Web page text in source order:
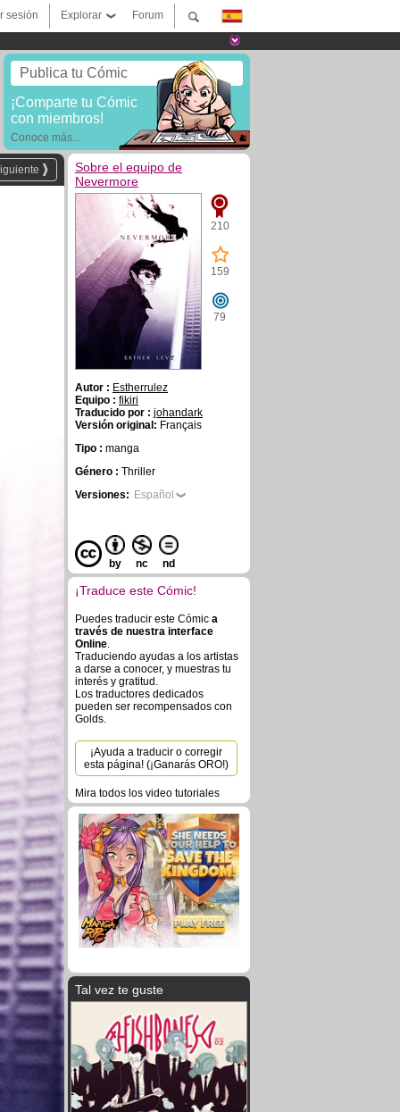
Forum
Explorar
sesión
Publica tu Cómic
¡Comparte tu Cómic
con miembros!
Conoce más...
Sobre el equipo de
Nevermore
210
159
79
Autor : Estherrulez
Equipo : fikiri
Traducido por : johandark
Versión original: Français
Tipo : manga
Género : Thriller
Versiones: Español
by nc nd
¡Traduce este Cómic!
Puedes traducir este Cómic a
través de nuestra interface
Online.
Traduciendo ayudas a los artistas
a darse a conocer, y muestras tu
interés y gratitud.
Los traductores dedicados
pueden ser recompensados con
Golds.
¡Ayuda a traducir o corregir
esta página! (¡Ganarás ORO!)
Mira todos los video tutoriales
Tal vez te guste